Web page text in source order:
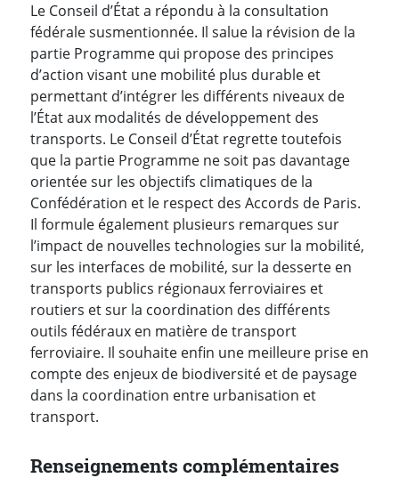
Le Conseil d’État a répondu à la consultation
fédérale susmentionnée. Il salue la révision de la
partie Programme qui propose des principes
d’action visant une mobilité plus durable et
permettant d’intégrer les différents niveaux de
l’État aux modalités de développement des
transports. Le Conseil d’État regrette toutefois
que la partie Programme ne soit pas davantage
orientée sur les objectifs climatiques de la
Confédération et le respect des Accords de Paris.
Il formule également plusieurs remarques sur
l’impact de nouvelles technologies sur la mobilité,
sur les interfaces de mobilité, sur la desserte en
transports publics régionaux ferroviaires et
routiers et sur la coordination des différents
outils fédéraux en matière de transport
ferroviaire. Il souhaite enfin une meilleure prise en
compte des enjeux de biodiversité et de paysage
dans la coordination entre urbanisation et
transport.
Renseignements complémentaires